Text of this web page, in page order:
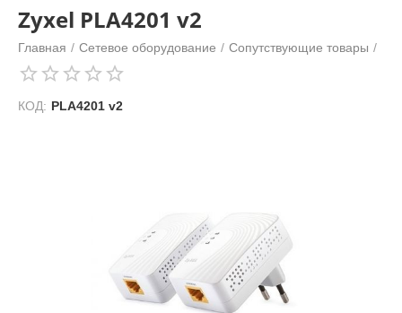
Zyxel PLA4201 v2
Главная / Сетевое оборудование / Cопутствующие товары /
КОД: PLA4201 v2